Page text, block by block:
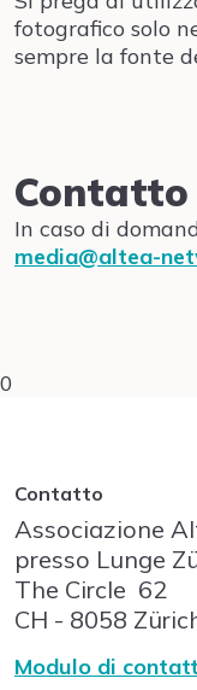
fotografico solo
sempre la fonte
Contatto
In caso di
media@altea-
0
Contatto
Associazione
presso Lunge
The Circle 62
CH - 8058
Modulo di